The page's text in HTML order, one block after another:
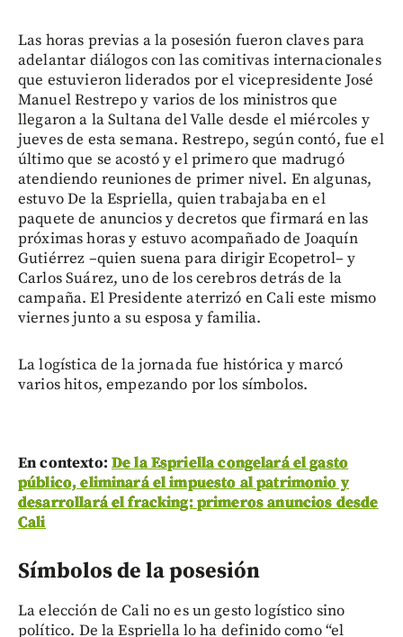
Las horas previas a la posesión fueron claves para
adelantar diálogos con las comitivas internacionales
que estuvieron liderados por el vicepresidente José
Manuel Restrepo y varios de los ministros que
llegaron a la Sultana del Valle desde el miércoles y
jueves de esta semana. Restrepo, según contó, fue el
último que se acostó y el primero que madrugó
atendiendo reuniones de primer nivel. En algunas,
estuvo De la Espriella, quien trabajaba en el
paquete de anuncios y decretos que firmará en las
próximas horas y estuvo acompañado de Joaquín
Gutiérrez –quien suena para dirigir Ecopetrol– y
Carlos Suárez, uno de los cerebros detrás de la
campaña. El Presidente aterrizó en Cali este mismo
viernes junto a su esposa y familia.
La logística de la jornada fue histórica y marcó
varios hitos, empezando por los símbolos.
En contexto: De la Espriella congelará el gasto
público, eliminará el impuesto al patrimonio y
desarrollará el fracking: primeros anuncios desde
Cali
Símbolos de la posesión
La elección de Cali no es un gesto logístico sino
político. De la Espriella lo ha definido como “el